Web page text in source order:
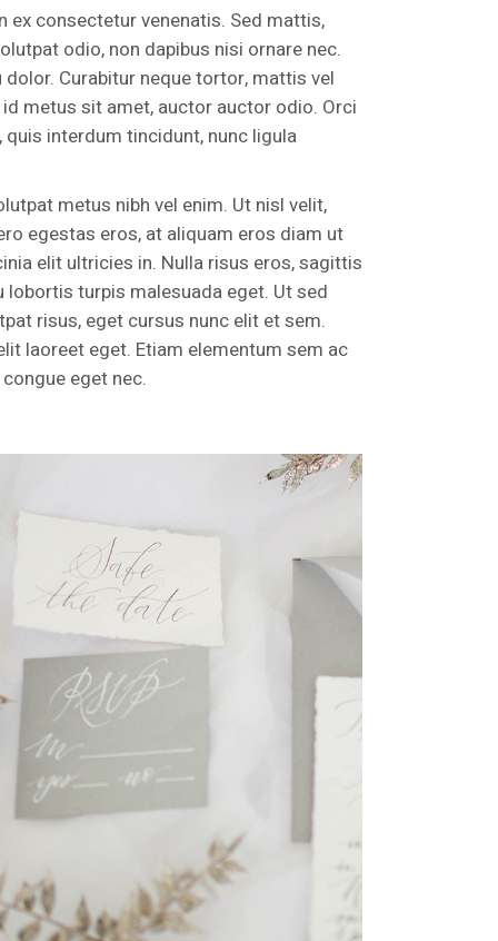
consectetur venenatis. Sed mattis,
odio, non dapibus nisi ornare nec.
Curabitur neque tortor, mattis vel
metus sit amet, auctor auctor odio. Orci
interdum tincidunt, nunc ligula
metus nibh vel enim. Ut nisl velit,
egestas eros, at aliquam eros diam ut
elit ultricies in. Nulla risus eros, sagittis
turpis malesuada eget. Ut sed
risus, eget cursus nunc elit et sem.
laoreet eget. Etiam elementum sem ac
eget nec.